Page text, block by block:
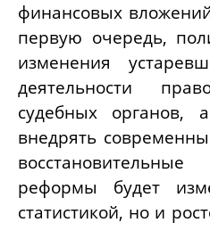
финансовых
первую очередь,
изменения
деятельности
судебных органов,
внедрять
реформы будет
статистикой, но и